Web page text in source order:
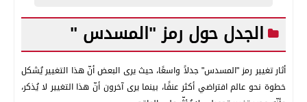
الجدل حول رمز "المسدس "
أثار تغيير رمز "المسدس" جدلاً واسعًا، حيث يرى البعض أنّ هذا التغيير يُشكل
خطوة نحو عالم افتراضي أكثر عنفًا، بينما يرى آخرون أنّ هذا التغيير لا يُذكر،